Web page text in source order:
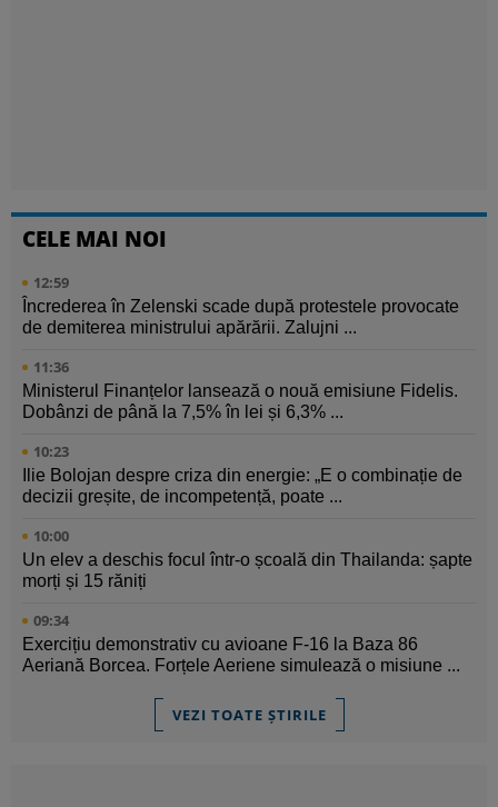
CELE MAI NOI
12:59
Încrederea în Zelenski scade după protestele provocate
de demiterea ministrului apărării. Zalujni ...
11:36
Ministerul Finanțelor lansează o nouă emisiune Fidelis.
Dobânzi de până la 7,5% în lei și 6,3% ...
10:23
Ilie Bolojan despre criza din energie: „E o combinație de
decizii greșite, de incompetență, poate ...
10:00
Un elev a deschis focul într-o școală din Thailanda: șapte
morți și 15 răniți
09:34
Exercițiu demonstrativ cu avioane F-16 la Baza 86
Aeriană Borcea. Forțele Aeriene simulează o misiune ...
VEZI TOATE ȘTIRILE